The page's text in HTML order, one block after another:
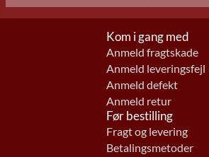
Kom i gang med
Anmeld fragtskade
Anmeld leveringsfejl
Anmeld defekt
Anmeld retur
Før bestilling
Fragt og levering
Betalingsmetoder